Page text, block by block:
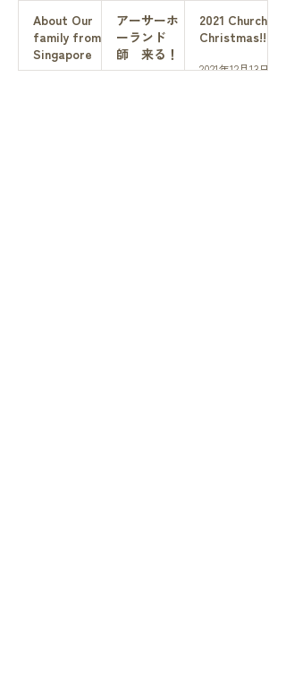
About Our
family from
Singapore
アーサーホ
ーランド
師 来る！
2021 Church
Christmas!!
2021年12月13日